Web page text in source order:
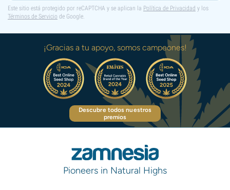
Este sitio está protegido por reCAPTCHA y se aplican la Política de Privacidad y los
Términos de Servicio de Google.
¡Gracias a tu apoyo, somos campeones!
Descubre todos nuestros
premios
Pioneers in Natural Highs